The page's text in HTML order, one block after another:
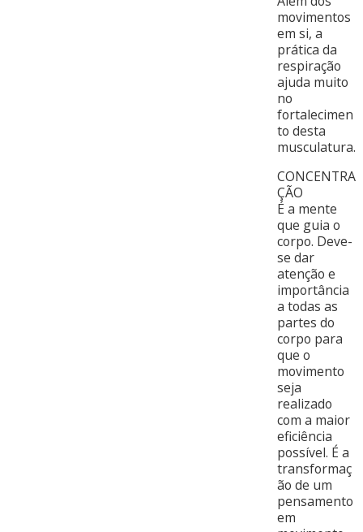
movimentos
em si, a
prática da
respiração
ajuda muito
no
fortalecimen
to desta
musculatura.
CONCENTRA
ÇÃO
É a mente
que guia o
corpo. Deve-
se dar
atenção e
importância
a todas as
partes do
corpo para
que o
movimento
seja
realizado
com a maior
eficiência
possível. É a
transformaç
ão de um
pensamento
em